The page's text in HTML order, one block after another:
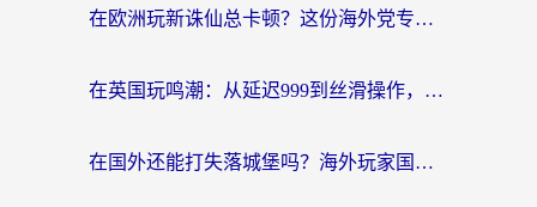
在欧洲玩新诛仙总卡顿？这份海外党专属加速器指南帮你解决延迟难题
在英国玩鸣潮：从延迟999到丝滑操作，我是怎么做到的？
在国外还能打失落城堡吗？海外玩家国服游戏加速终极指南（附北美玩online加速器下载技巧）